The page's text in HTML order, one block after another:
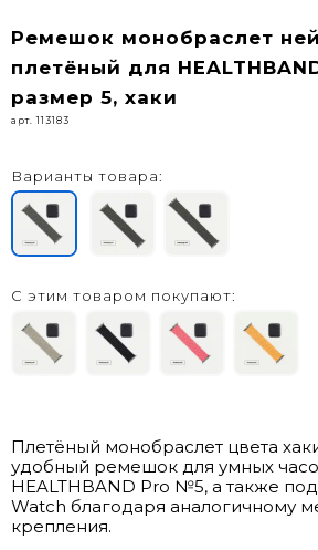
Ремешок монобраслет
плетёный для
размер 5, хаки
арт. 113183
Варианты товара:
С этим товаром покупают:
Плетёный монобраслет цвета
удобный ремешок для умных
HEALTHBAND Pro №5, а также
Watch благодаря аналогичному
крепления.